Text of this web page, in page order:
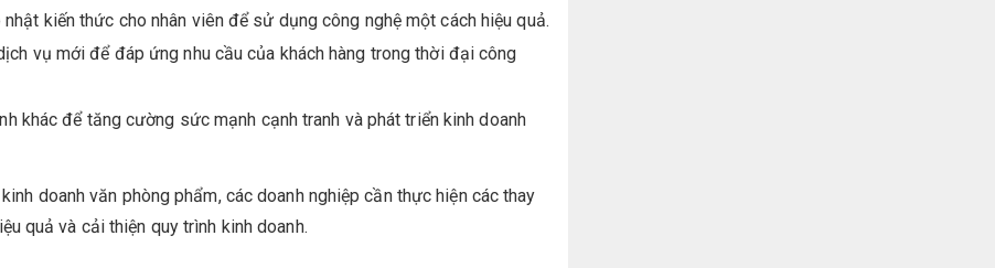
kiến thức cho nhân viên để sử dụng công nghệ một cách hiệu quả.
vụ mới để đáp ứng nhu cầu của khách hàng trong thời đại công
khác để tăng cường sức mạnh cạnh tranh và phát triển kinh doanh
doanh văn phòng phẩm, các doanh nghiệp cần thực hiện các thay
quả và cải thiện quy trình kinh doanh.